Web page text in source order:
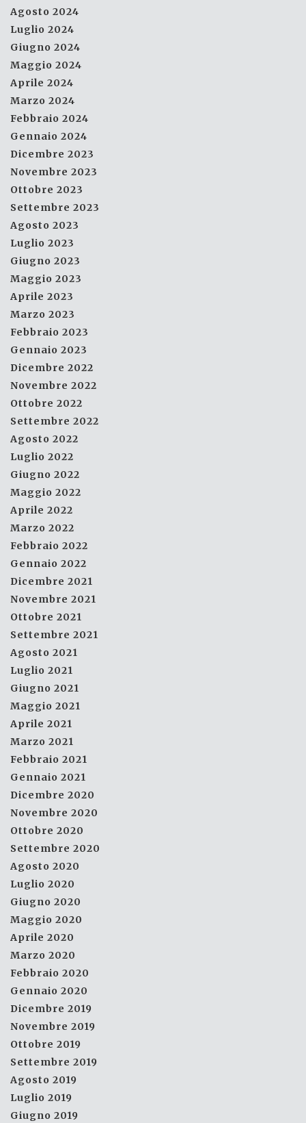
Agosto 2024
Luglio 2024
Giugno 2024
Maggio 2024
Aprile 2024
Marzo 2024
Febbraio 2024
Gennaio 2024
Dicembre 2023
Novembre 2023
Ottobre 2023
Settembre 2023
Agosto 2023
Luglio 2023
Giugno 2023
Maggio 2023
Aprile 2023
Marzo 2023
Febbraio 2023
Gennaio 2023
Dicembre 2022
Novembre 2022
Ottobre 2022
Settembre 2022
Agosto 2022
Luglio 2022
Giugno 2022
Maggio 2022
Aprile 2022
Marzo 2022
Febbraio 2022
Gennaio 2022
Dicembre 2021
Novembre 2021
Ottobre 2021
Settembre 2021
Agosto 2021
Luglio 2021
Giugno 2021
Maggio 2021
Aprile 2021
Marzo 2021
Febbraio 2021
Gennaio 2021
Dicembre 2020
Novembre 2020
Ottobre 2020
Settembre 2020
Agosto 2020
Luglio 2020
Giugno 2020
Maggio 2020
Aprile 2020
Marzo 2020
Febbraio 2020
Gennaio 2020
Dicembre 2019
Novembre 2019
Ottobre 2019
Settembre 2019
Agosto 2019
Luglio 2019
Giugno 2019